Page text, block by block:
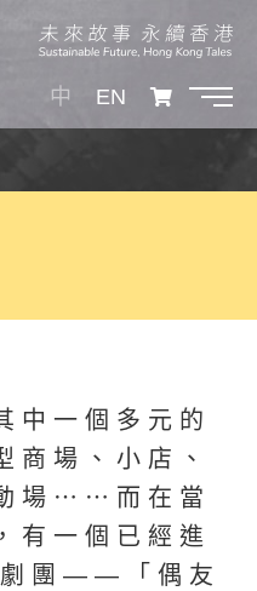
中 EN
中一個多元的
商場、小店、
場⋯⋯而在當
有一個已經進
團——「偶友